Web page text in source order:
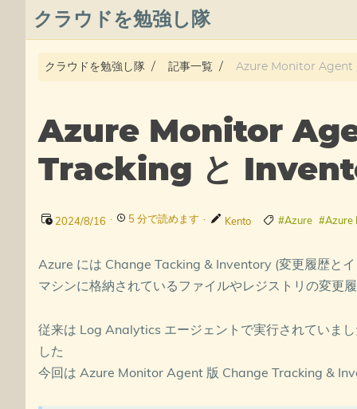
クラウドを勉強し隊
About
Qiita
プライバシーポリシー
azure overview
タグ
クラウドを勉強し隊 記事一覧 Azure Monitor Agent
Azure Monitor
Tracking と
2024/8/16 · 5 分で読めます · Kento #Azure #Azure
Azure には Change Tacking & Inventory (変更履歴と
マシンに格納されているファイルやレジストリの変更
従来は Log Analytics エージェントで実行されていま
した
今回は Azure Monitor Agent 版 Change Tracking &